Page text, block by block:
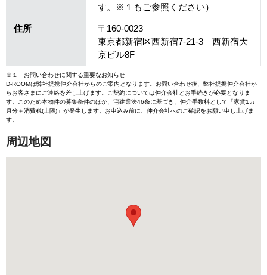
す。※１もご参照ください）
住所
〒160-0023
東京都新宿区西新宿7-21-3 西新宿大
京ビル8F
※１ お問い合わせに関する重要なお知らせ
D-ROOMは弊社提携仲介会社からのご案内となります。お問い合わせ後、弊社提携仲介会社か
らお客さまにご連絡を差し上げます。ご契約については仲介会社とお手続きが必要となりま
す。このため本物件の募集条件のほか、宅建業法46条に基づき、仲介手数料として「家賃1カ
月分＋消費税(上限)」が発生します。お申込み前に、仲介会社へのご確認をお願い申し上げま
す。
周辺地図